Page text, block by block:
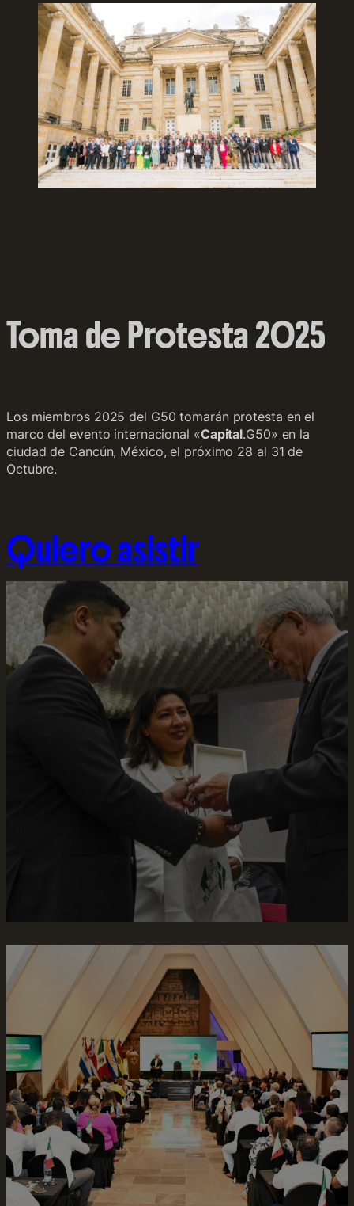
Toma de Protesta 2025
Los miembros 2025 del G50 tomarán protesta en el
marco del evento internacional «Capital.G50» en la
ciudad de Cancún, México, el próximo 28 al 31 de
Octubre.
Quiero asistir